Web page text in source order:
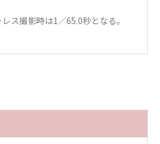
ス撮影時は1／65.0秒となる。